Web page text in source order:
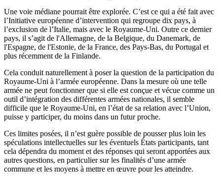
Une voie médiane pourrait être explorée. C’est ce qui a été fait avec
l’Initiative européenne d’intervention qui regroupe dix pays, à
l’exclusion de l’Italie, mais avec le Royaume-Uni. Outre ce dernier
pays, il s’agit de l'Allemagne, de la Belgique, du Danemark, de
l'Espagne, de l'Estonie, de la France, des Pays-Bas, du Portugal et
plus récemment de la Finlande.
Cela conduit naturellement à poser la question de la participation du
Royaume-Uni à l’armée européenne. Dans la mesure où une telle
armée ne peut fonctionner que si elle est conçue et vécue comme un
outil d’intégration des différentes armées nationales, il semble
difficile que le Royaume-Uni, en l’état de sa relation avec l’Union,
puisse y participer, du moins dans un futur proche.
Ces limites posées, il n’est guère possible de pousser plus loin les
spéculations intellectuelles sur les éventuels États participants, tant
cela dépendra du moment et des réponses qui seront apportées aux
autres questions, en particulier sur les finalités d’une armée
commune et les moyens à mettre en œuvre pour les atteindre.